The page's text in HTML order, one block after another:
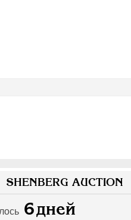
SHENBERG AUCTION
6дней